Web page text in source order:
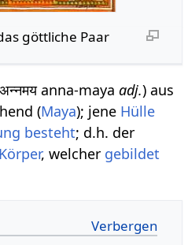
göttliche Paar
anna-mayaadj.) aus
(Maya); jene Hülle
besteht; d.h. der
Körper, welcher gebildet